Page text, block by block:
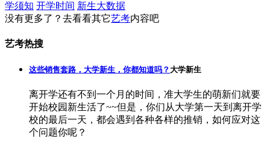
学须知 开学时间 新生大数据
没有更多了？去看看其它艺考内容吧
艺考热搜
这些销售套路，大学新生，你都知道吗？ 大学新生
离开学还有不到一个月的时间，准大学生的萌新们就要
开始校园新生活了~~但是，你们从大学第一天到离开学
校的最后一天，都会遇到各种各样的推销，如何应对这
个问题你呢？